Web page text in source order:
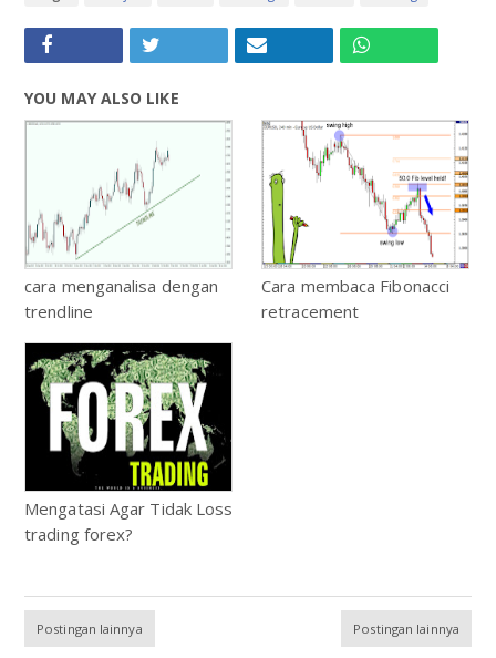
YOU MAY ALSO LIKE
cara menganalisa dengan
trendline
Cara membaca Fibonacci
retracement
Mengatasi Agar Tidak Loss
trading forex?
Postingan lainnya Postingan lainnya